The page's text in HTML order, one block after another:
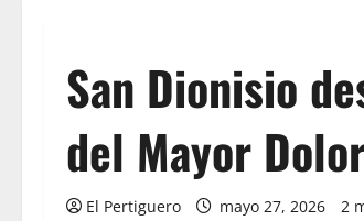
San Dionisio
del Mayor
El Pertiguero mayo 27, 2026 2